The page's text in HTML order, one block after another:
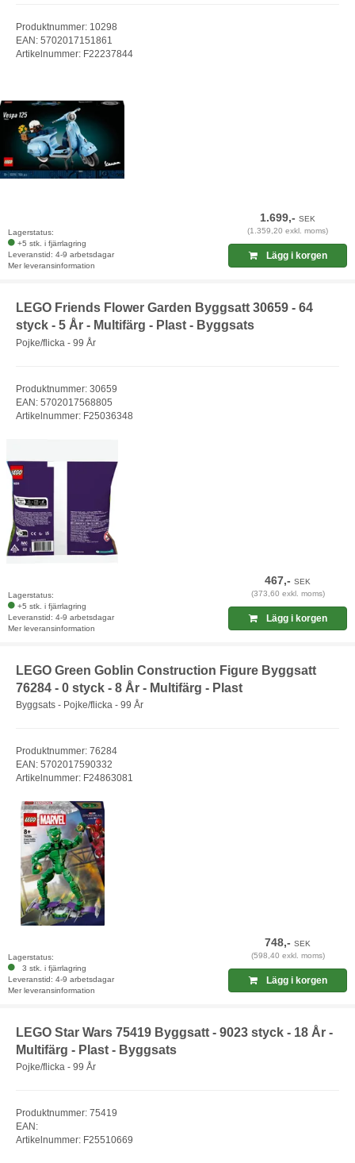
Produktnummer: 10298
EAN: 5702017151861
Artikelnummer: F22237844
Lagerstatus:
+5 stk. i fjärrlagring
Leveranstid: 4-9 arbetsdagar
Mer leveransinformation
1.699,-SEK
(1.359,20 exkl. moms)
Lägg i korgen
LEGO Friends Flower Garden Byggsatt 30659 - 64
styck - 5 År - Multifärg - Plast - Byggsats
Pojke/flicka - 99 År
Produktnummer: 30659
EAN: 5702017568805
Artikelnummer: F25036348
Lagerstatus:
+5 stk. i fjärrlagring
Leveranstid: 4-9 arbetsdagar
Mer leveransinformation
467,-SEK
(373,60 exkl. moms)
Lägg i korgen
LEGO Green Goblin Construction Figure Byggsatt
76284 - 0 styck - 8 År - Multifärg - Plast
Byggsats - Pojke/flicka - 99 År
Produktnummer: 76284
EAN: 5702017590332
Artikelnummer: F24863081
Lagerstatus:
3 stk. i fjärrlagring
Leveranstid: 4-9 arbetsdagar
Mer leveransinformation
748,-SEK
(598,40 exkl. moms)
Lägg i korgen
LEGO Star Wars 75419 Byggsatt - 9023 styck - 18 År -
Multifärg - Plast - Byggsats
Pojke/flicka - 99 År
Produktnummer: 75419
EAN:
Artikelnummer: F25510669